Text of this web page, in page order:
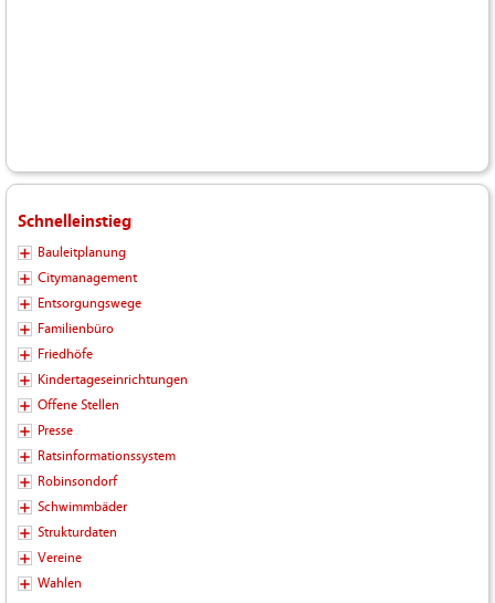
Schnelleinstieg
Bauleitplanung
Citymanagement
Entsorgungswege
Familienbüro
Friedhöfe
Kindertageseinrichtungen
Offene Stellen
Presse
Ratsinformationssystem
Robinsondorf
Schwimmbäder
Strukturdaten
Vereine
Wahlen